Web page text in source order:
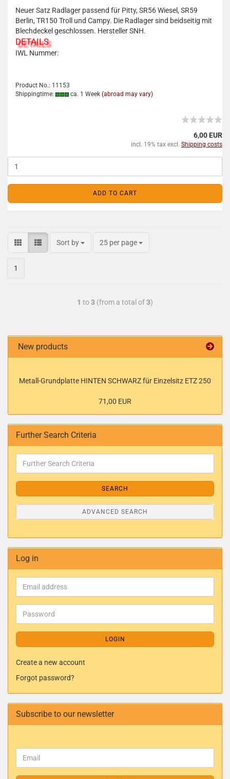
Neuer Satz Radlager passend für Pitty, SR56 Wiesel, SR59
Berlin, TR150 Troll und Campy. Die Radlager sind beidseitig mit
Blechdeckel geschlossen. Hersteller SNH.
DETAILS
IWL Nummer:
Product No.: 11153
Shippingtime:
ca. 1 Week (abroad may vary)
6,00 EUR
incl. 19% tax excl. Shipping costs
ADD TO CART
Sort by 25 per page
1
1 to3 (from a total of3)
New products
Metall-Grundplatte HINTEN SCHWARZ für Einzelsitz ETZ 250
71,00 EUR
Further Search Criteria
SEARCH
ADVANCED SEARCH
Log in
LOGIN
Create a new account
Forgot password?
Subscribe to our newsletter